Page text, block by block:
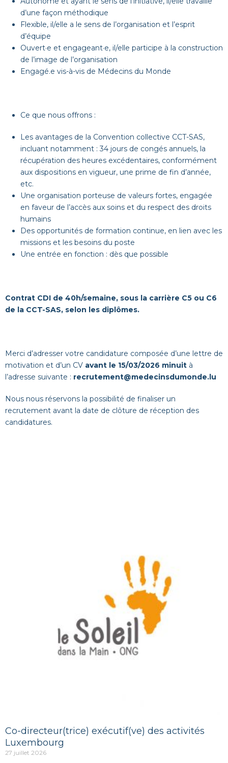
d’une façon méthodique
Flexible, il/elle a le sens de l’organisation et l’esprit
d’équipe
Ouvert·e et engageant·e, il/elle participe à la construction
de l’image de l’organisation
Engagé.e vis-à-vis de Médecins du Monde
Ce que nous offrons :
Les avantages de la Convention collective CCT-SAS,
incluant notamment : 34 jours de congés annuels, la
récupération des heures excédentaires, conformément
aux dispositions en vigueur, une prime de fin d’année,
etc.
Une organisation porteuse de valeurs fortes, engagée
en faveur de l’accès aux soins et du respect des droits
humains
Des opportunités de formation continue, en lien avec les
missions et les besoins du poste
Une entrée en fonction : dès que possible
Contrat CDI de 40h/semaine, sous la carrière C5 ou C6
de la CCT-SAS, selon les diplômes.
Merci d’adresser votre candidature composée d’une lettre de
motivation et d’un CV avant le 15/03/2026 minuit à
l’adresse suivante : recrutement@medecinsdumonde.lu
Nous nous réservons la possibilité de finaliser un
recrutement avant la date de clôture de réception des
candidatures.
Co-directeur(trice) exécutif(ve) des activités
Luxembourg
27 juillet 2026